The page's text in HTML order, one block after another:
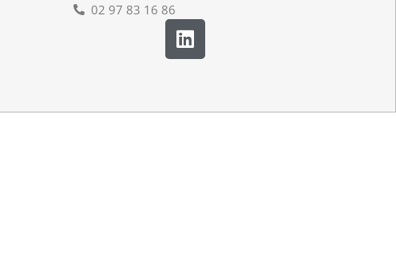
02 97 83 16 86
L
i
n
e